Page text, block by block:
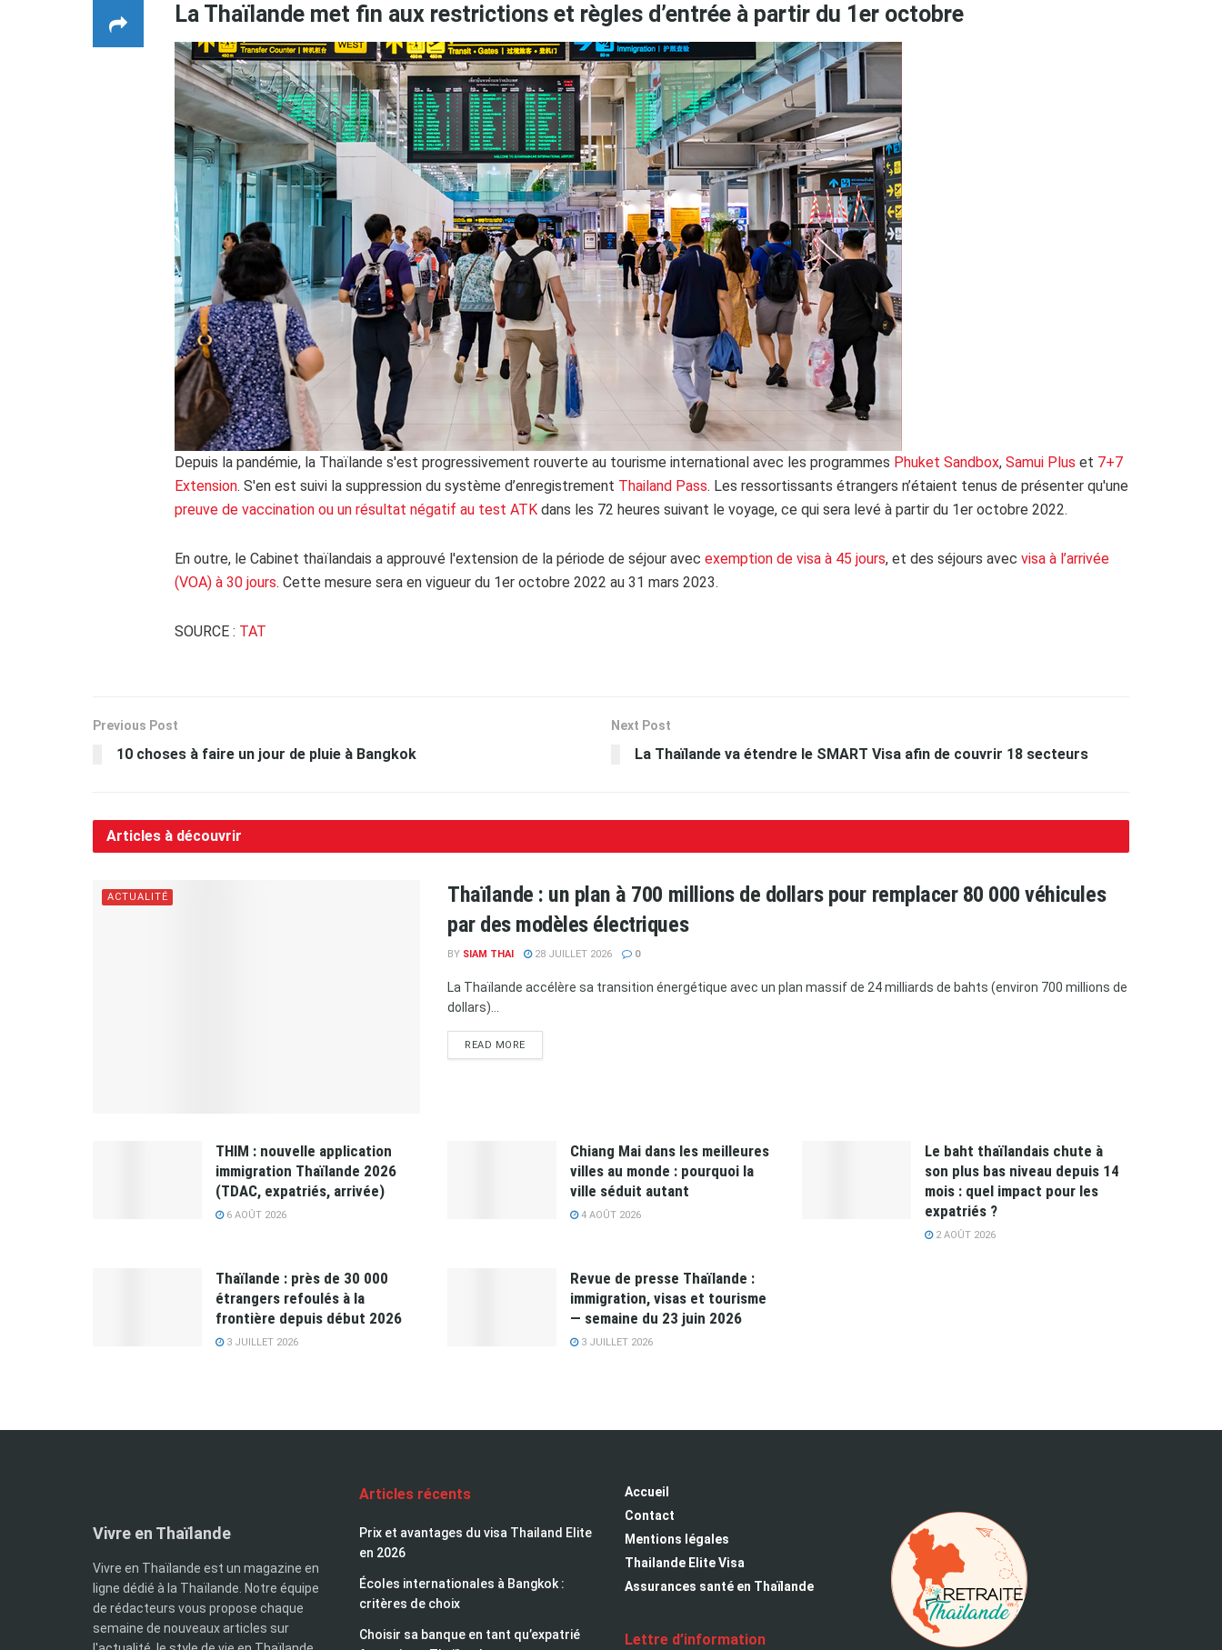
La Thaïlande met fin aux restrictions et règles d’entrée à partir du 1er octobre
Depuis la pandémie, la Thaïlande s'est progressivement rouverte au tourisme international avec les programmes Phuket Sandbox, Samui Plus et 7+7
Extension. S'en est suivi la suppression du système d’enregistrement Thailand Pass. Les ressortissants étrangers n’étaient tenus de présenter qu'une
preuve de vaccination ou un résultat négatif au test ATK dans les 72 heures suivant le voyage, ce qui sera levé à partir du 1er octobre 2022.
En outre, le Cabinet thaïlandais a approuvé l'extension de la période de séjour avec exemption de visa à 45 jours, et des séjours avec visa à l’arrivée
(VOA) à 30 jours. Cette mesure sera en vigueur du 1er octobre 2022 au 31 mars 2023.
SOURCE : TAT
Previous Post
10 choses à faire un jour de pluie à Bangkok
Next Post
La Thaïlande va étendre le SMART Visa afin de couvrir 18 secteurs
Articles à découvrir
ACTUALITÉ
Thaïlande : un plan à 700 millions de dollars pour remplacer 80 000 véhicules
par des modèles électriques
BY SIAM THAI 28 JUILLET 2026 0
La Thaïlande accélère sa transition énergétique avec un plan massif de 24 milliards de bahts (environ 700 millions de
dollars)...
READ MORE
THIM : nouvelle application
immigration Thaïlande 2026
(TDAC, expatriés, arrivée)
6 AOÛT 2026
Chiang Mai dans les meilleures
villes au monde : pourquoi la
ville séduit autant
4 AOÛT 2026
Le baht thaïlandais chute à
son plus bas niveau depuis 14
mois : quel impact pour les
expatriés ?
2 AOÛT 2026
Thaïlande : près de 30 000
étrangers refoulés à la
frontière depuis début 2026
3 JUILLET 2026
Revue de presse Thaïlande :
immigration, visas et tourisme
— semaine du 23 juin 2026
3 JUILLET 2026
Vivre en Thaïlande
Vivre en Thaïlande est un magazine en
ligne dédié à la Thaïlande. Notre équipe
de rédacteurs vous propose chaque
semaine de nouveaux articles sur
Articles récents
Prix et avantages du visa Thailand Elite
en 2026
Écoles internationales à Bangkok :
critères de choix
Choisir sa banque en tant qu’expatrié
Accueil
Contact
Mentions légales
Thailande Elite Visa
Assurances santé en Thaïlande
Lettre d’information